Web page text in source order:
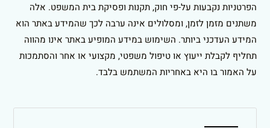
הפרטניות נקבעות על-פי חוק, תקנות ופסיקת בית המשפט. אלה
משתנים מזמן לזמן, ומסלולים אינה ערבה לכך שהמידע באתר הוא
המידע העדכני ביותר. השימוש במידע המופיע באתר אינו מהווה
תחליף לקבלת ייעוץ או טיפול משפטי, מקצועי או אחר והסתמכות
על האמור בו היא באחריות המשתמש בלבד.